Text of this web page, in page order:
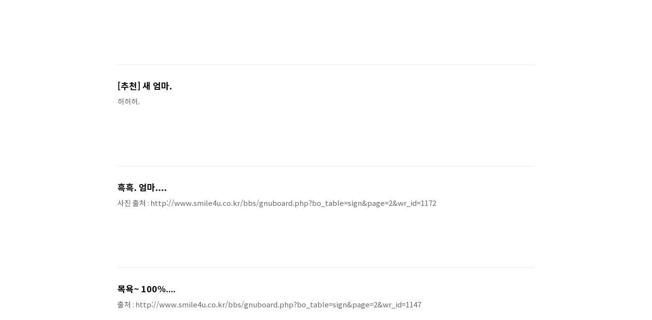
[추천] 새 엄마.
허허허.
흑흑. 엄마....
사진 출처 : http://www.smile4u.co.kr/bbs/gnuboard.php?bo_table=sign&page=2&wr_id=1172
목욕~ 100%....
출처 : http://www.smile4u.co.kr/bbs/gnuboard.php?bo_table=sign&page=2&wr_id=1147